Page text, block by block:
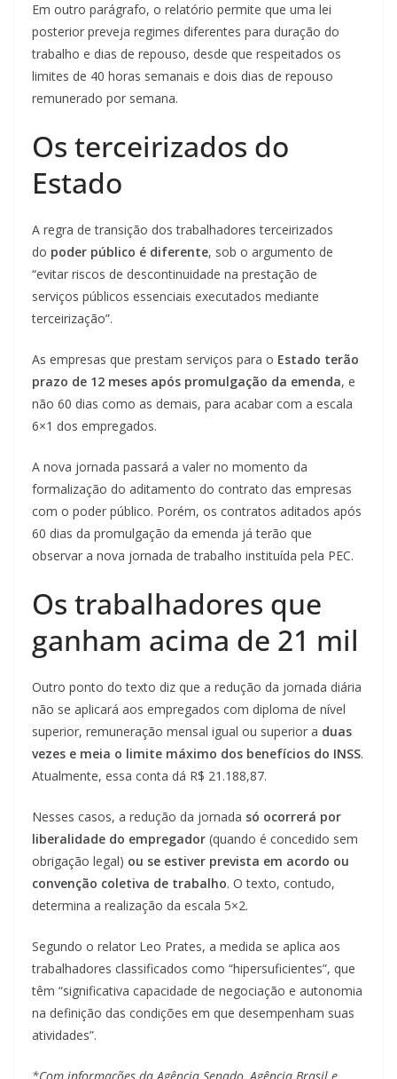
Em outro parágrafo, o relatório permite que uma lei
posterior preveja regimes diferentes para duração do
trabalho e dias de repouso, desde que respeitados os
limites de 40 horas semanais e dois dias de repouso
remunerado por semana.
Os terceirizados do
Estado
A regra de transição dos trabalhadores terceirizados
do poder público é diferente, sob o argumento de
“evitar riscos de descontinuidade na prestação de
serviços públicos essenciais executados mediante
terceirização”.
As empresas que prestam serviços para o Estado terão
prazo de 12 meses após promulgação da emenda, e
não 60 dias como as demais, para acabar com a escala
6×1 dos empregados.
A nova jornada passará a valer no momento da
formalização do aditamento do contrato das empresas
com o poder público. Porém, os contratos aditados após
60 dias da promulgação da emenda já terão que
observar a nova jornada de trabalho instituída pela PEC.
Os trabalhadores que
ganham acima de 21 mil
Outro ponto do texto diz que a redução da jornada diária
não se aplicará aos empregados com diploma de nível
superior, remuneração mensal igual ou superior a duas
vezes e meia o limite máximo dos benefícios do INSS.
Atualmente, essa conta dá R$ 21.188,87.
Nesses casos, a redução da jornada só ocorrerá por
liberalidade do empregador (quando é concedido sem
obrigação legal) ou se estiver prevista em acordo ou
convenção coletiva de trabalho. O texto, contudo,
determina a realização da escala 5×2.
Segundo o relator Leo Prates, a medida se aplica aos
trabalhadores classificados como “hipersuficientes”, que
têm “significativa capacidade de negociação e autonomia
na definição das condições em que desempenham suas
atividades”.